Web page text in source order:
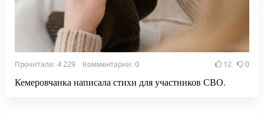
Прочитали: 4 229 Комментарии: 0 12 0
Кемеровчанка написала стихи для участников СВО.